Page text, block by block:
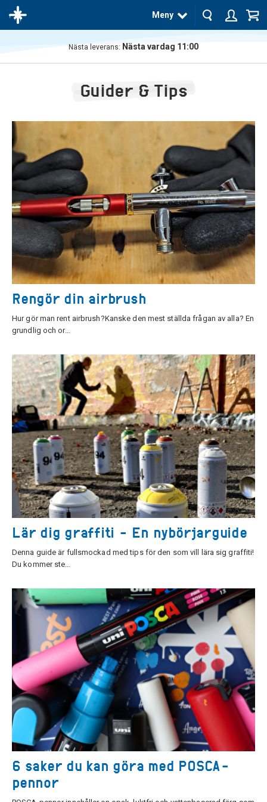
Meny
Nästa leverans: Nästa vardag 11:00
Guider & Tips
Rengör din airbrush
Hur gör man rent airbrush?Kanske den mest ställda frågan av alla? En
grundlig och or…
Lär dig graffiti - En nybörjarguide
Denna guide är fullsmockad med tips för den som vill lära sig graffiti!
Du kommer ste…
6 saker du kan göra med POSCA-
pennor